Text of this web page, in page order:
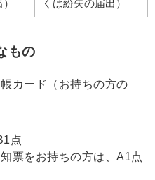
くは紛失の届出）
もの
カード（お持ちの方の
点
票をお持ちの方は、A1点